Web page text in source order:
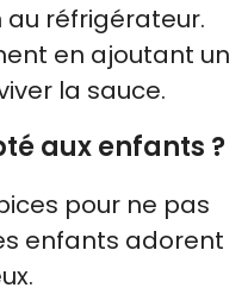
au réfrigérateur.
en ajoutant un
la sauce.
aux enfants ?
pour ne pas
enfants adorent